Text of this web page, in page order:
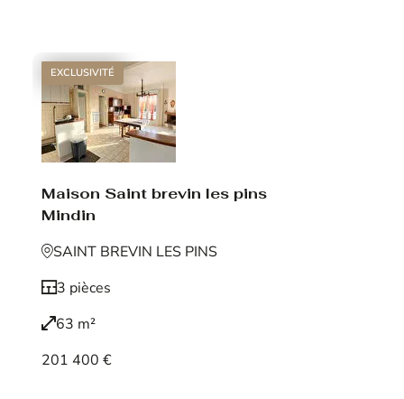
EXCLUSIVITÉ
Maison Saint brevin les pins
Mindin
SAINT BREVIN LES PINS
3 pièces
63 m²
201 400 €